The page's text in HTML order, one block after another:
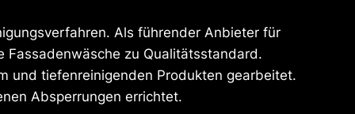
Als führender Anbieter für
Fassadenwäsche zu Qualitätsstandard.
und tiefenreinigenden Produkten gearbeitet.
Absperrungen errichtet.